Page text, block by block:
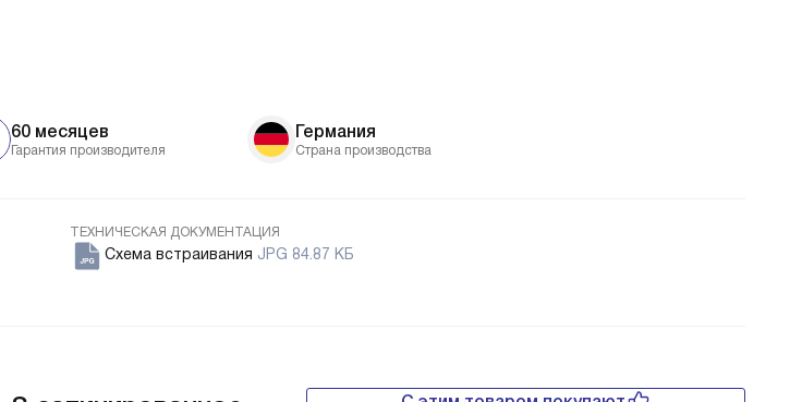
60 месяцев
Гарантия производителя
Германия
Страна производства
ТЕХНИЧЕСКАЯ ДОКУМЕНТАЦИЯ
Схема встраивания JPG 84.87 КБ